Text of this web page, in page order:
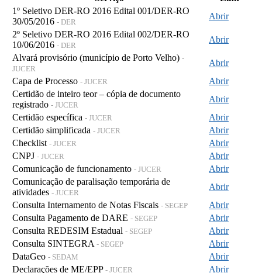
1º Seletivo DER-RO 2016 Edital 001/DER-RO
30/05/2016 - DER
Abrir
2º Seletivo DER-RO 2016 Edital 002/DER-RO
10/06/2016 - DER
Abrir
Alvará provisório (município de Porto Velho) -
JUCER
Abrir
Capa de Processo - JUCER
Abrir
Certidão de inteiro teor – cópia de documento
registrado - JUCER
Abrir
Certidão específica - JUCER
Abrir
Certidão simplificada - JUCER
Abrir
Checklist - JUCER
Abrir
CNPJ - JUCER
Abrir
Comunicação de funcionamento - JUCER
Abrir
Comunicação de paralisação temporária de
atividades - JUCER
Abrir
Consulta Internamento de Notas Fiscais - SEGEP
Abrir
Consulta Pagamento de DARE - SEGEP
Abrir
Consulta REDESIM Estadual - SEGEP
Abrir
Consulta SINTEGRA - SEGEP
Abrir
DataGeo - SEDAM
Abrir
Declarações de ME/EPP - JUCER Abrir